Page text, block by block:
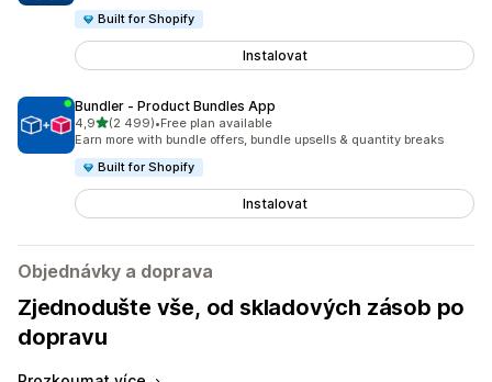
Built for Shopify
Instalovat
Bundler ‑ Product Bundles App
4,9z 5 hvězd
(2 499)
Celkový počet recenzí: 2499
•Free plan available
Earn more with bundle offers, bundle upsells & quantity breaks
Built for Shopify
Instalovat
Objednávky a doprava
Zjednodušte vše, od skladových zásob po
dopravu